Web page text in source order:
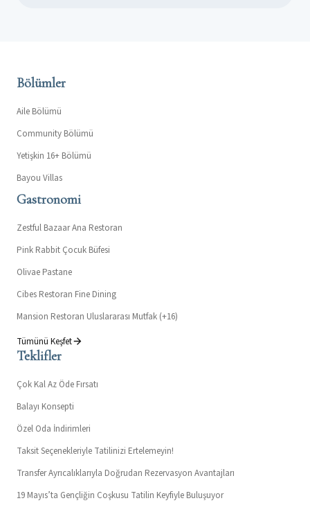
Bölümler
Aile Bölümü
Community Bölümü
Yetişkin 16+ Bölümü
Bayou Villas
Gastronomi
Zestful Bazaar Ana Restoran
Pink Rabbit Çocuk Büfesi
Olivae Pastane
Cibes Restoran Fine Dining
Mansion Restoran Uluslararası Mutfak (+16)
Tümünü Keşfet
Teklifler
Çok Kal Az Öde Fırsatı
Balayı Konsepti
Özel Oda İndirimleri
Taksit Seçenekleriyle Tatilinizi Ertelemeyin!
Transfer Ayrıcalıklarıyla Doğrudan Rezervasyon Avantajları
19 Mayıs’ta Gençliğin Coşkusu Tatilin Keyfiyle Buluşuyor